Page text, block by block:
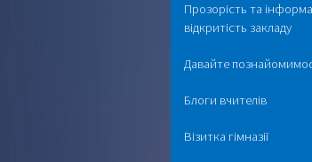
Прозорість та
відкритість закладу
Давайте
Блоги вчителів
Візитка гімназії